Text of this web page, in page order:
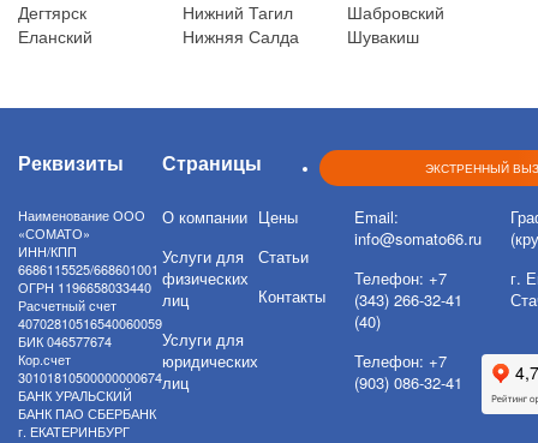
Дегтярск
Нижний Тагил
Шабровский
Еланский
Нижняя Салда Шувакиш
Реквизиты
Наименование ООО
«СОМАТО»
ИНН/КПП
6686115525/668601001
ОГРН 1196658033440
Расчетный счет
40702810516540060059
БИК 046577674
Кор.счет
30101810500000000674
БАНК УРАЛЬСКИЙ
БАНК ПАО СБЕРБАНК
г. ЕКАТЕРИНБУРГ
Страницы
О компании
Услуги для
физических
лиц
Услуги для
юридических
лиц
Цены
Статьи
Контакты
Контакты
Email:
info@somato66.ru
Телефон: +7
(343) 266-32-41
(40)
Телефон: +7
(903) 086-32-41
ЭКСТРЕННЫЙ
г.